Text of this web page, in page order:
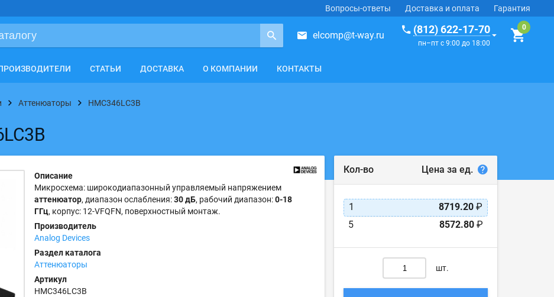
Вопросы-ответы Доставка и оплата Гарантия
elcomp@t-way.ru (812) 622-17-70
пн–пт с 9:00 до 18:00
СТАТЬИ ДОСТАВКА О КОМПАНИИ КОНТАКТЫ
Аттенюаторы HMC346LC3B
Описание
Микросхема: широкодиапазонный управляемый напряжением
аттенюатор, диапазон ослабления:30 дБ, рабочий диапазон:0-18
ГГц, корпус: 12-VFQFN, поверхностный монтаж.
Производитель
Analog Devices
Раздел каталога
Аттенюаторы
Артикул
HMC346LC3B
Кол-во Цена за ед.
1 8719.20 ₽
5
8572.80 ₽
шт.